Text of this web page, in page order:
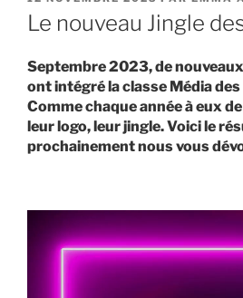
LE
Le nouveau Jingle
Septembre 2023, de
ont intégré la classe Média
Comme chaque année à eux
leur logo, leur jingle. Voici le
prochainement nous vous